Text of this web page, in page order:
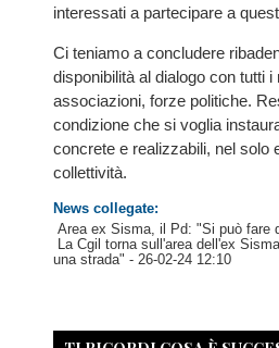
interessati a partecipare a
Ci teniamo a concludere
disponibilità al dialogo con tutti
associazioni, forze politiche.
condizione che si voglia
concrete e realizzabili, nel solo
collettività.
News collegate:
Area ex Sisma, il Pd: "Si può fare
La Cgil torna sull'area dell'ex
una strada" - 26-02-24 12:10